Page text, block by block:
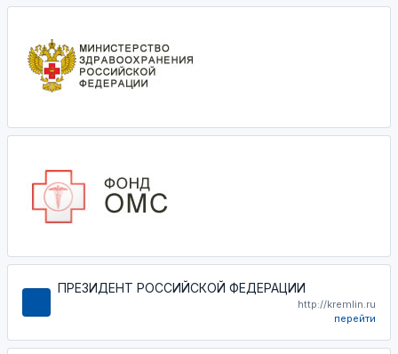
ПРЕЗИДЕНТ РОССИЙСКОЙ ФЕДЕРАЦИИ
http://kremlin.ru
перейти